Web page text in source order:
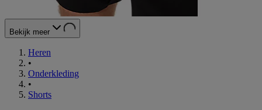
Bekijk meer
Heren
•
Onderkleding
•
Shorts